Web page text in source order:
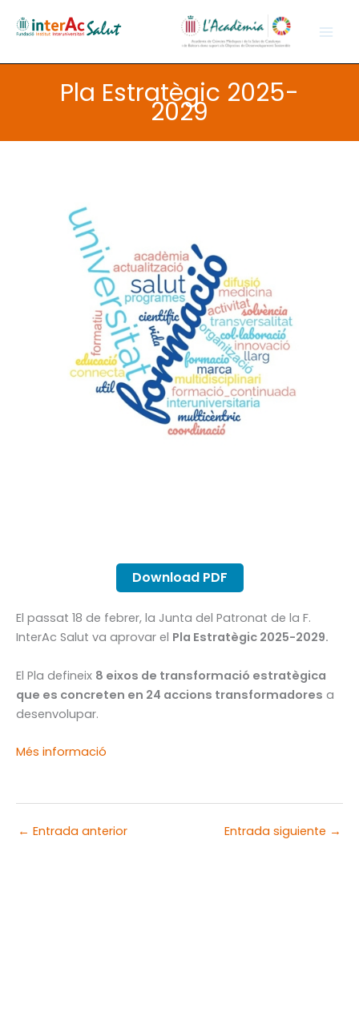
Pla Estratègic 2025-
2029
Download PDF
El passat 18 de febrer, la Junta del Patronat de la F.
InterAc Salut va aprovar el Pla Estratègic 2025-2029.
El Pla defineix 8 eixos de transformació estratègica
que es concreten en 24 accions transformadores a
desenvolupar.
Més informació
← Entrada anterior Entrada siguiente →